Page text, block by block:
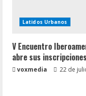
Latidos Urbanos
V Encuentro
abre sus inscripciones
voxmedia 22 de